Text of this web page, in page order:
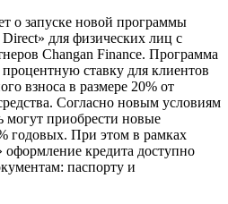
о запуске новой программы
для физических лиц с
Changan Finance. Программа
ставку для клиентов
взноса в размере 20% от
Согласно новым условиям
могут приобрести новые
годовых. При этом в рамках
кредита доступно
паспорту и